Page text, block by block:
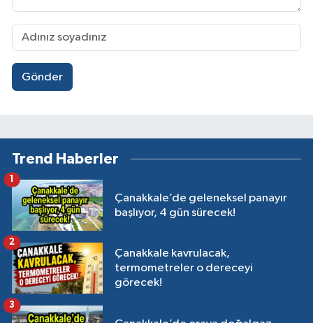
Gönder
Trend Haberler
Çanakkale’de geleneksel panayır
başlıyor, 4 gün sürecek!
Çanakkale kavrulacak,
termometreler o dereceyi
görecek!
2
3